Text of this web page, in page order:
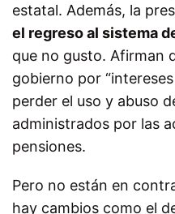
estatal. Además, la
el regreso al sistema
que no gusto. Afirman
gobierno por
perder el uso y abuso
administrados por las
pensiones.
Pero no están en
hay cambios como el